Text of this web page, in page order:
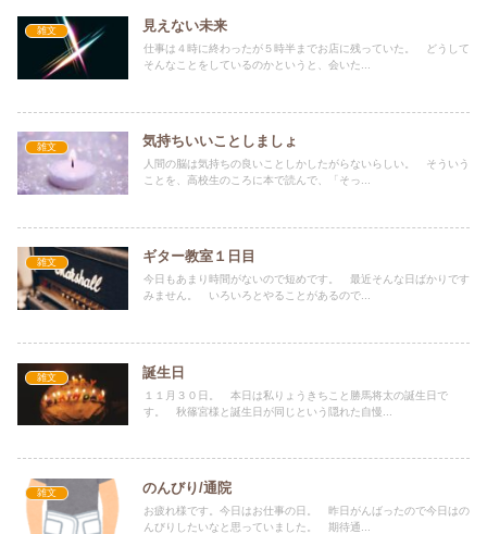
雑文 見えない未来
仕事は４時に終わったが５時半までお店に残っていた。 どうして
そんなことをしているのかというと、会いた...
雑文 気持ちいいことしましょ
人間の脳は気持ちの良いことしかしたがらないらしい。 そういう
ことを、高校生のころに本で読んで、「そっ...
雑文 ギター教室１日目
今日もあまり時間がないので短めです。 最近そんな日ばかりです
みません。 いろいろとやることがあるので...
雑文 誕生日
１１月３０日。 本日は私りょうきちこと勝馬将太の誕生日で
す。 秋篠宮様と誕生日が同じという隠れた自慢...
雑文 のんびり/通院
お疲れ様です。今日はお仕事の日。 昨日がんばったので今日はの
んびりしたいなと思っていました。 期待通...